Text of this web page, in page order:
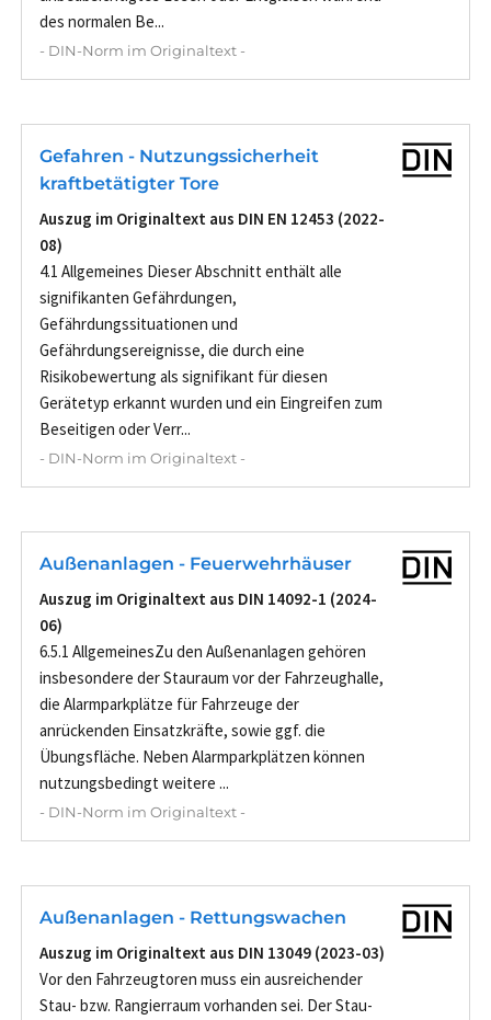
des normalen Be...
- DIN-Norm im Originaltext -
Gefahren - Nutzungssicherheit
kraftbetätigter Tore
Auszug im Originaltext aus DIN EN 12453 (2022-
08)
4.1 Allgemeines Dieser Abschnitt enthält alle
signifikanten Gefährdungen,
Gefährdungssituationen und
Gefährdungsereignisse, die durch eine
Risikobewertung als signifikant für diesen
Gerätetyp erkannt wurden und ein Eingreifen zum
Beseitigen oder Verr...
- DIN-Norm im Originaltext -
Außenanlagen - Feuerwehrhäuser
Auszug im Originaltext aus DIN 14092-1 (2024-
06)
6.5.1 AllgemeinesZu den Außenanlagen gehören
insbesondere der Stauraum vor der Fahrzeughalle,
die Alarmparkplätze für Fahrzeuge der
anrückenden Einsatzkräfte, sowie ggf. die
Übungsfläche. Neben Alarmparkplätzen können
nutzungsbedingt weitere ...
- DIN-Norm im Originaltext -
Außenanlagen - Rettungswachen
Auszug im Originaltext aus DIN 13049 (2023-03)
Vor den Fahrzeugtoren muss ein ausreichender
Stau- bzw. Rangierraum vorhanden sei. Der Stau-